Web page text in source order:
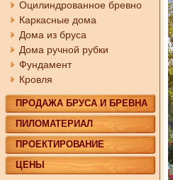
Оцилиндрованное бревно
Каркасные дома
Дома из бруса
Дома ручной рубки
Фундамент
Кровля
ПРОДАЖА БРУСА И БРЕВНА
ПИЛОМАТЕРИАЛ
ПРОЕКТИРОВАНИЕ
ЦЕНЫ